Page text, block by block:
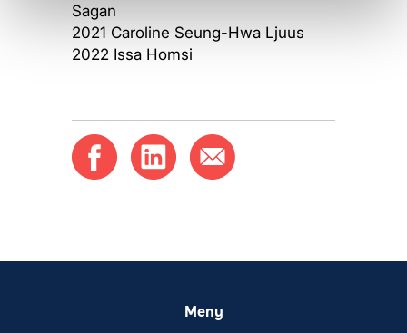
Sagan
2021 Caroline Seung-Hwa Ljuus
2022 Issa Homsi
Meny